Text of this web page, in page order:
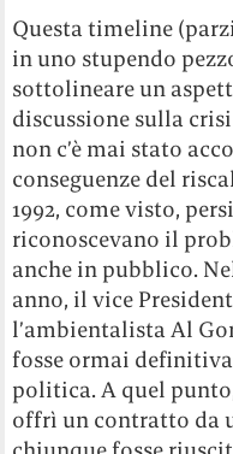
Questa timeline
in uno stupendo
sottolineare un
discussione sulla
non c’è mai stato
conseguenze del
1992, come visto,
riconoscevano il
anche in pubblico.
anno, il vice
l’ambientalista Al
fosse ormai
politica. A quel
offrì un contratto da